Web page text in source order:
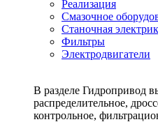
Реализация
Смазочное
Станочная
Фильтры
Электродвигатели
В разделе Гидропривод
распределительное,
контрольное,